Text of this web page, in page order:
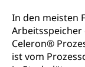
In den meisten
Celeron®
ist vom